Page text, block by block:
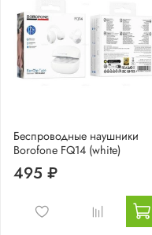
Беспроводные наушники
Borofone FQ14 (white)
495 ₽